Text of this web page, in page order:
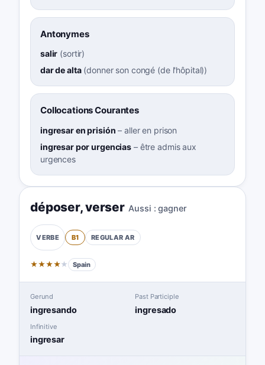
Antonymes
salir (sortir)
dar de alta(donner son congé (de l'hôpital))
Collocations Courantes
ingresar en prisión –aller en prison
ingresar por urgencias – être admis aux
urgences
déposer,verser Aussi : gagner
VERBE B1 REGULAR AR
★★★★★ Spain
Gerund
ingresando
Past Participle
ingresado
Infinitive
ingresar